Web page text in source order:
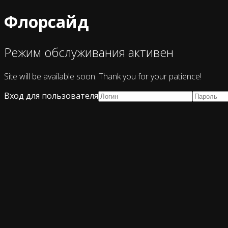
Флорсайд
Режим обслуживания активен
Site will be available soon. Thank you for your patience!
Вход для пользователя